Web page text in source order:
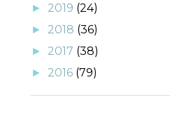
► 2019 (24)
► 2018 (36)
► 2017 (38)
► 2016 (79)